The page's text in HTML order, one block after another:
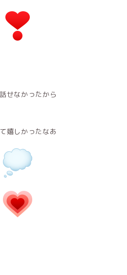
せなかったから
嬉しかったなあ